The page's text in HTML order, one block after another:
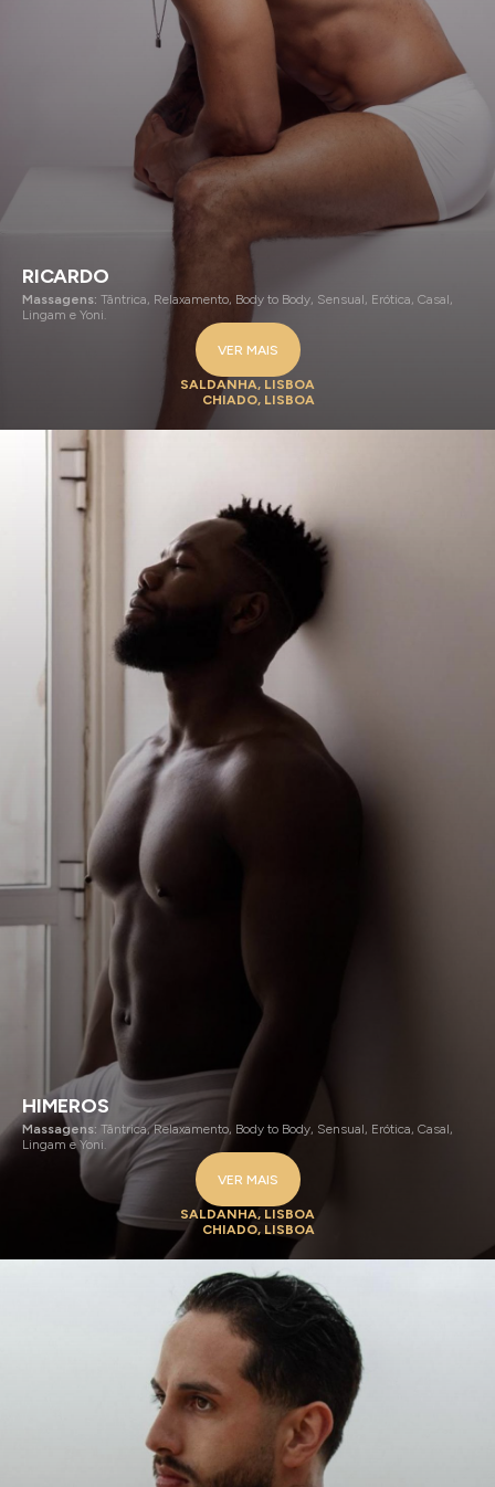
RICARDO
Massagens: Tântrica, Relaxamento, Body to Body, Sensual, Erótica, Casal,
Lingam e Yoni.
VER MAIS
SALDANHA, LISBOA
CHIADO, LISBOA
HIMEROS
Massagens: Tântrica, Relaxamento, Body to Body, Sensual, Erótica, Casal,
Lingam e Yoni.
VER MAIS
SALDANHA, LISBOA
CHIADO, LISBOA